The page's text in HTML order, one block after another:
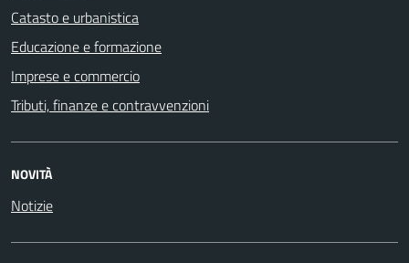
Catasto e urbanistica
Educazione e formazione
Imprese e commercio
Tributi, finanze e contravvenzioni
NOVITÀ
Notizie